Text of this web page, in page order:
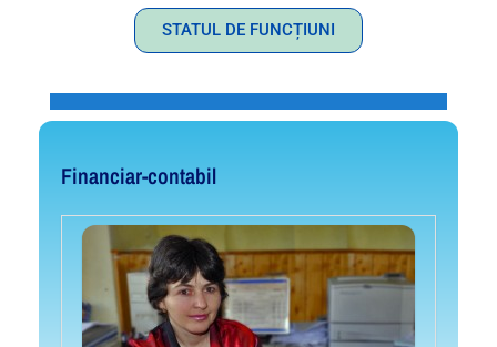
STATUL DE FUNCȚIUNI
Financiar-contabil